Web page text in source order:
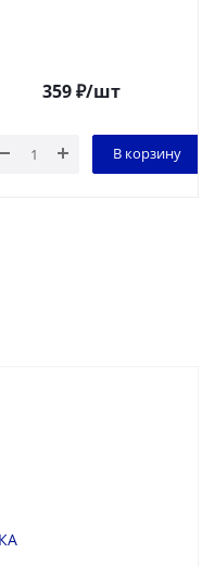
359₽/шт
В корзину